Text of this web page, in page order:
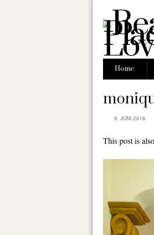
Home
6. JUNI 2018
This post is